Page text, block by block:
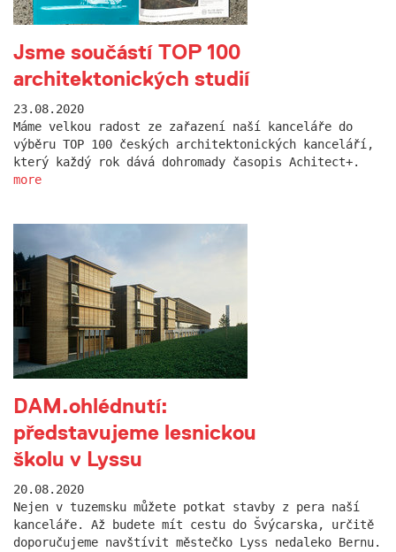
Jsme součástí TOP 100
architektonických studií
23.08.2020
Máme velkou radost ze zařazení naší kanceláře do
výběru TOP 100 českých architektonických kanceláří,
který každý rok dává dohromady časopis Achitect+.
more
DAM.ohlédnutí:
představujeme lesnickou
školu v Lyssu
20.08.2020
Nejen v tuzemsku můžete potkat stavby z pera naší
kanceláře. Až budete mít cestu do Švýcarska, určitě
doporučujeme navštívit městečko Lyss nedaleko Bernu.